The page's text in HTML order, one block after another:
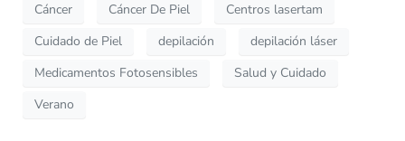
Cáncer Cáncer De Piel
Centros lasertam
Cuidado de Piel
depilación
depilación láser
Medicamentos Fotosensibles
Salud y Cuidado
Verano